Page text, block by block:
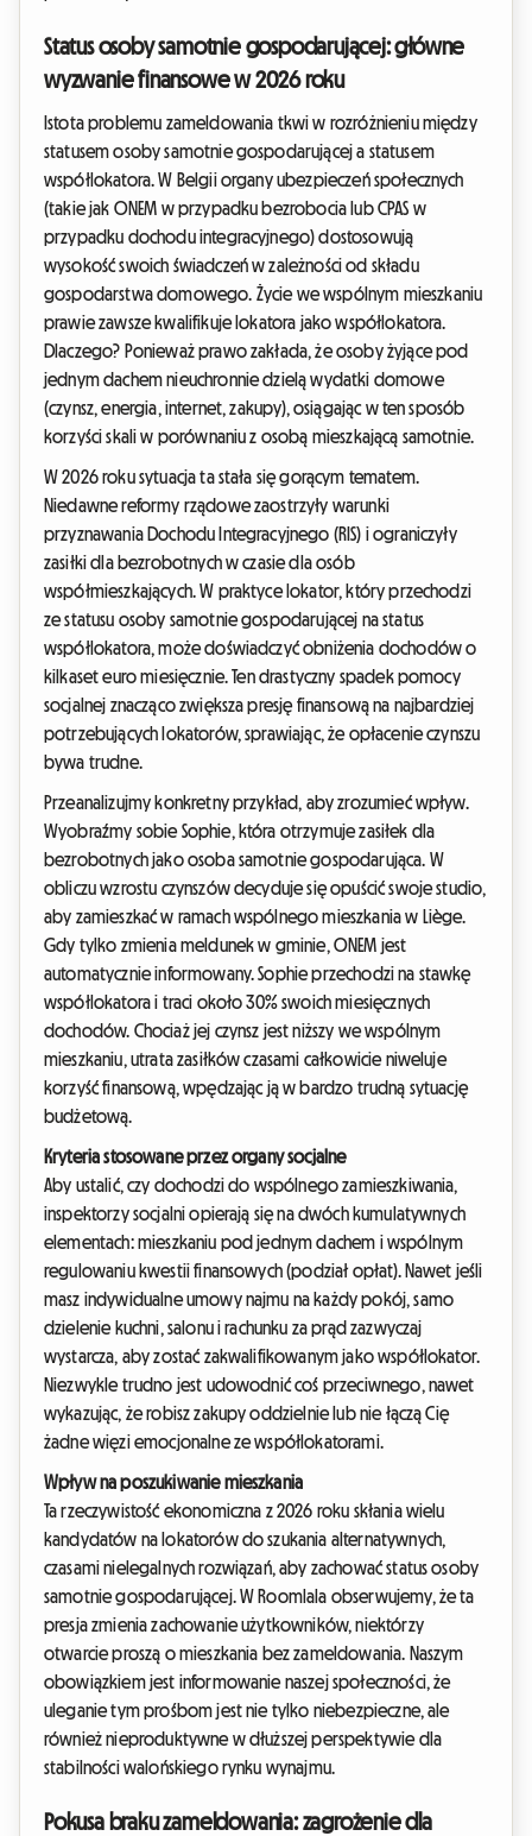
Status osoby samotnie gospodarującej: główne
wyzwanie finansowe w 2026 roku
Istota problemu zameldowania tkwi w rozróżnieniu między
statusem osoby samotnie gospodarującej a statusem
współlokatora. W Belgii organy ubezpieczeń społecznych
(takie jak ONEM w przypadku bezrobocia lub CPAS w
przypadku dochodu integracyjnego) dostosowują
wysokość swoich świadczeń w zależności od składu
gospodarstwa domowego. Życie we wspólnym mieszkaniu
prawie zawsze kwalifikuje lokatora jako współlokatora.
Dlaczego? Ponieważ prawo zakłada, że osoby żyjące pod
jednym dachem nieuchronnie dzielą wydatki domowe
(czynsz, energia, internet, zakupy), osiągając w ten sposób
korzyści skali w porównaniu z osobą mieszkającą samotnie.
W 2026 roku sytuacja ta stała się gorącym tematem.
Niedawne reformy rządowe zaostrzyły warunki
przyznawania Dochodu Integracyjnego (RIS) i ograniczyły
zasiłki dla bezrobotnych w czasie dla osób
współmieszkających. W praktyce lokator, który przechodzi
ze statusu osoby samotnie gospodarującej na status
współlokatora, może doświadczyć obniżenia dochodów o
kilkaset euro miesięcznie. Ten drastyczny spadek pomocy
socjalnej znacząco zwiększa presję finansową na najbardziej
potrzebujących lokatorów, sprawiając, że opłacenie czynszu
bywa trudne.
Przeanalizujmy konkretny przykład, aby zrozumieć wpływ.
Wyobraźmy sobie Sophie, która otrzymuje zasiłek dla
bezrobotnych jako osoba samotnie gospodarująca. W
obliczu wzrostu czynszów decyduje się opuścić swoje studio,
aby zamieszkać w ramach wspólnego mieszkania w Liège.
Gdy tylko zmienia meldunek w gminie, ONEM jest
automatycznie informowany. Sophie przechodzi na stawkę
współlokatora i traci około 30% swoich miesięcznych
dochodów. Chociaż jej czynsz jest niższy we wspólnym
mieszkaniu, utrata zasiłków czasami całkowicie niweluje
korzyść finansową, wpędzając ją w bardzo trudną sytuację
budżetową.
Kryteria stosowane przez organy socjalne
Aby ustalić, czy dochodzi do wspólnego zamieszkiwania,
inspektorzy socjalni opierają się na dwóch kumulatywnych
elementach: mieszkaniu pod jednym dachem i wspólnym
regulowaniu kwestii finansowych (podział opłat). Nawet jeśli
masz indywidualne umowy najmu na każdy pokój, samo
dzielenie kuchni, salonu i rachunku za prąd zazwyczaj
wystarcza, aby zostać zakwalifikowanym jako współlokator.
Niezwykle trudno jest udowodnić coś przeciwnego, nawet
wykazując, że robisz zakupy oddzielnie lub nie łączą Cię
żadne więzi emocjonalne ze współlokatorami.
Wpływ na poszukiwanie mieszkania
Ta rzeczywistość ekonomiczna z 2026 roku skłania wielu
kandydatów na lokatorów do szukania alternatywnych,
czasami nielegalnych rozwiązań, aby zachować status osoby
samotnie gospodarującej. W Roomlala obserwujemy, że ta
presja zmienia zachowanie użytkowników, niektórzy
otwarcie proszą o mieszkania bez zameldowania. Naszym
obowiązkiem jest informowanie naszej społeczności, że
uleganie tym prośbom jest nie tylko niebezpieczne, ale
również nieproduktywne w dłuższej perspektywie dla
stabilności walońskiego rynku wynajmu.
Pokusa braku zameldowania: zagrożenie dla